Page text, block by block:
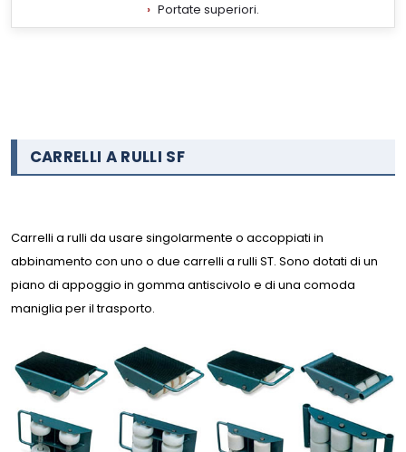
Portate superiori.
CARRELLI A RULLI SF
Carrelli a rulli da usare singolarmente o accoppiati in
abbinamento con uno o due carrelli a rulli ST. Sono dotati di un
piano di appoggio in gomma antiscivolo e di una comoda
maniglia per il trasporto.